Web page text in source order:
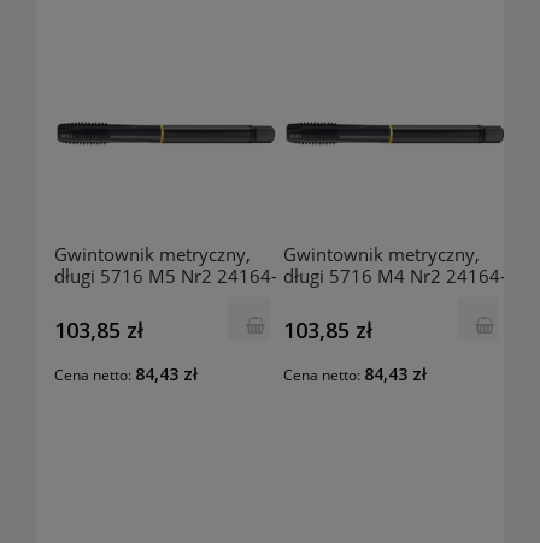
Gwintownik metryczny,
długi 5716 M5 Nr2 24164-
103,85 zł
Cena netto: 84,43 zł
Gwintownik metryczny,
długi 5716 M4 Nr2 24164-
103,85 zł
Cena netto: 84,43 zł